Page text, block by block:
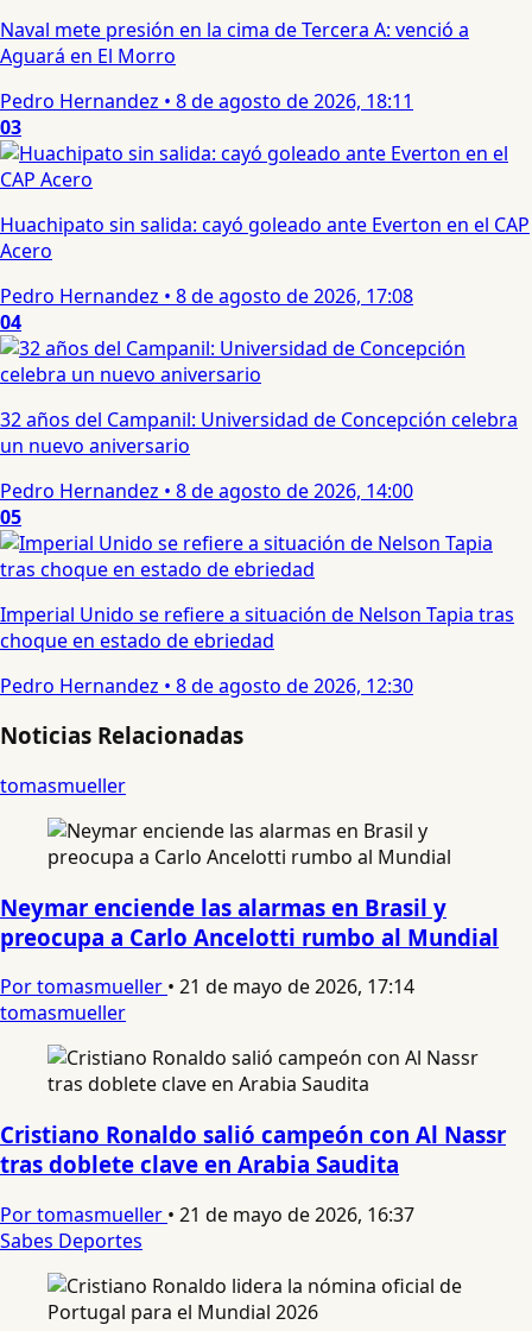
Naval mete presión en la cima de Tercera A: venció a
Aguará en El Morro
Pedro Hernandez • 8 de agosto de 2026, 18:11
03
Huachipato sin salida: cayó goleado ante Everton en el CAP
Acero
Pedro Hernandez • 8 de agosto de 2026, 17:08
04
32 años del Campanil: Universidad de Concepción celebra
un nuevo aniversario
Pedro Hernandez • 8 de agosto de 2026, 14:00
05
Imperial Unido se refiere a situación de Nelson Tapia tras
choque en estado de ebriedad
Pedro Hernandez • 8 de agosto de 2026, 12:30
Noticias Relacionadas
tomasmueller
Neymar enciende las alarmas en Brasil y
preocupa a Carlo Ancelotti rumbo al Mundial
Por tomasmueller • 21 de mayo de 2026, 17:14
tomasmueller
Cristiano Ronaldo salió campeón con Al Nassr
tras doblete clave en Arabia Saudita
Por tomasmueller • 21 de mayo de 2026, 16:37
Sabes Deportes